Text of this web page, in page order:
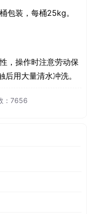
装，每桶25kg。
，操作时注意劳动保
用大量清水冲洗。
：7656